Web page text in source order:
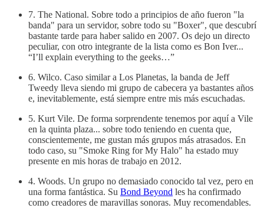
7. The National. Sobre todo a principios de año fueron "la
banda" para un servidor, sobre todo su "Boxer", que descubrí
bastante tarde para haber salido en 2007. Os dejo un directo
peculiar, con otro integrante de la lista como es Bon Iver...
“I’ll explain everything to the geeks…”
6. Wilco. Caso similar a Los Planetas, la banda de Jeff
Tweedy lleva siendo mi grupo de cabecera ya bastantes años
e, inevitablemente, está siempre entre mis más escuchadas.
5. Kurt Vile. De forma sorprendente tenemos por aquí a Vile
en la quinta plaza... sobre todo teniendo en cuenta que,
conscientemente, me gustan más grupos más atrasados. En
todo caso, su "Smoke Ring for My Halo" ha estado muy
presente en mis horas de trabajo en 2012.
4. Woods. Un grupo no demasiado conocido tal vez, pero en
una forma fantástica. Su Bond Beyond les ha confirmado
como creadores de maravillas sonoras. Muy recomendables.